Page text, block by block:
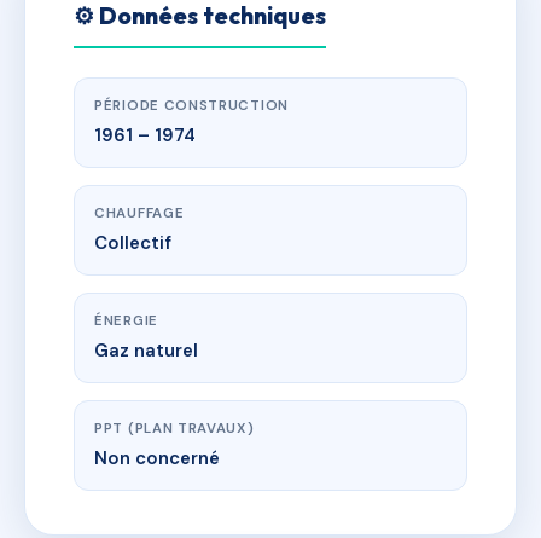
⚙️ Données techniques
PÉRIODE CONSTRUCTION
1961 – 1974
CHAUFFAGE
Collectif
ÉNERGIE
Gaz naturel
PPT (PLAN TRAVAUX)
Non concerné